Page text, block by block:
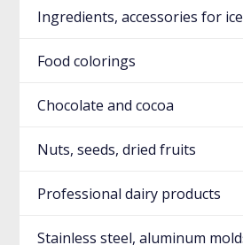
Ingredients, accessories for ice cream
Food colorings
Chocolate and cocoa
Nuts, seeds, dried fruits
Professional dairy products